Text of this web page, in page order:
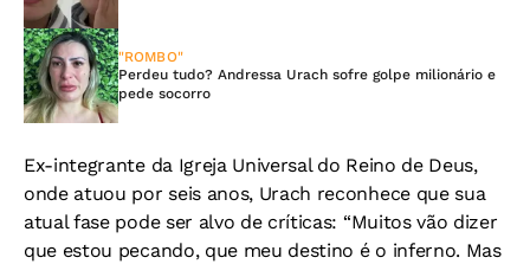
"ROMBO"
Perdeu tudo? Andressa Urach sofre golpe milionário e
pede socorro
Ex-integrante da Igreja Universal do Reino de Deus,
onde atuou por seis anos, Urach reconhece que sua
atual fase pode ser alvo de críticas: “Muitos vão dizer
que estou pecando, que meu destino é o inferno. Mas